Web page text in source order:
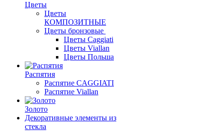
Цветы
Цветы
КОМПОЗИТНЫЕ
Цветы бронзовые
Цветы Caggiati
Цветы Viallan
Цветы Польша
Распятия
Распятие CAGGIATI
Распятие Viallan
Золото
Декоративные элементы из
стекла